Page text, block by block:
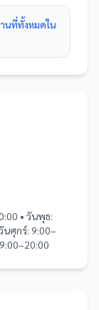
นที่ทั้งหมดใน
• วันพุธ:
นศุกร์: 9:00–